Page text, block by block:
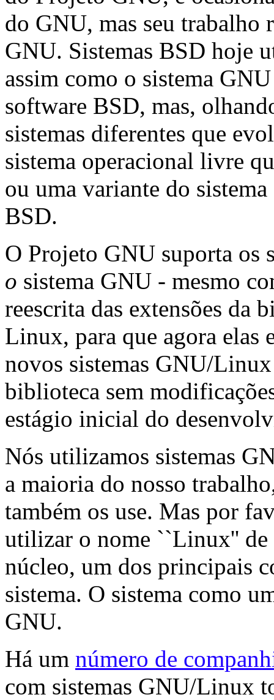
do GNU, mas seu trabalho
GNU. Sistemas BSD hoje
assim como o sistema
software BSD, mas,
sistemas diferentes que
sistema operacional livre
ou uma variante do
BSD.
O Projeto GNU suporta os
o sistema GNU - mesmo
reescrita das extensões da
Linux, para que agora elas
novos sistemas GNU/
biblioteca sem
estágio inicial do
Nós utilizamos sistemas
a maioria do nosso
também os use. Mas por
utilizar o nome ``Linux''
núcleo, um dos principais
sistema. O sistema como
GNU.
Há um número de
com sistemas GNU/Linux